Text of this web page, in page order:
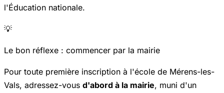
l'Éducation nationale.
💡
Le bon réflexe : commencer par la mairie
Pour toute première inscription à l'école de Mérens-les-
Vals, adressez-vous d'abord à la mairie, muni d'un